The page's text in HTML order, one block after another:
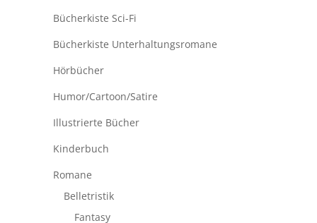
Bücherkiste Sci-Fi
Bücherkiste Unterhaltungsromane
Hörbücher
Humor/Cartoon/Satire
Illustrierte Bücher
Kinderbuch
Romane
Belletristik
Fantasy